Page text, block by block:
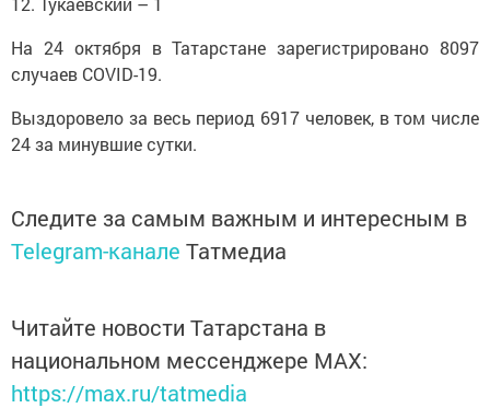
На 24 октября в Татарстане зарегистрировано 8097
случаев COVID-19.
Выздоровело за весь период 6917 человек, в том числе
24 за минувшие сутки.
Следите за самым важным и интересным в
Telegram-канале Татмедиа
Читайте новости Татарстана в
национальном мессенджере MАХ:
https://max.ru/tatmedia